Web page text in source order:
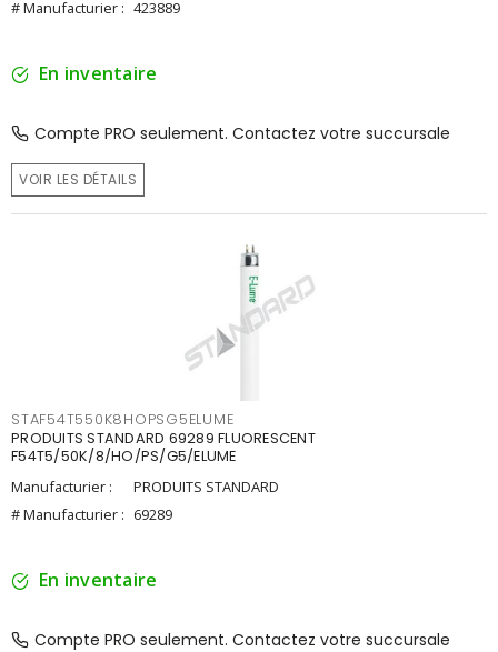
# Manufacturier : 423889
En inventaire
Compte PRO seulement. Contactez votre succursale
VOIR LES DÉTAILS
STAF54T550K8HOPSG5ELUME
PRODUITS STANDARD 69289 FLUORESCENT
F54T5/50K/8/HO/PS/G5/ELUME
Manufacturier :
PRODUITS STANDARD
# Manufacturier : 69289
En inventaire
Compte PRO seulement. Contactez votre succursale